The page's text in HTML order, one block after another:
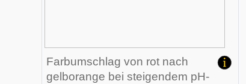
Farbumschlag von rot nach
gelborange bei steigendem pH-